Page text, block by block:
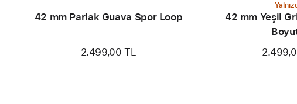
42 mm Parlak Guava Spor Loop
2.499,00 TL
42 mm Yeşil